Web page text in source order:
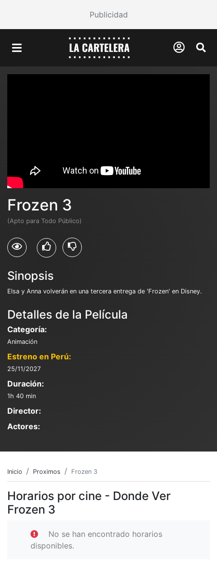
Publicidad
Frozen 3
(Apto para Todo Público)
Sinopsis
Elsa y Anna volverán en una tercera entrega de 'Frozen' en Disney.
Detalles de la Película
Categoría:
Animación
Estreno en Perú:
25/11/2027
Duración:
1h 40 min
Director:
Actores:
Inicio Proximos Frozen 3
Horarios por cine - Donde Ver
Frozen 3
No se han encontrado horarios
disponibles.